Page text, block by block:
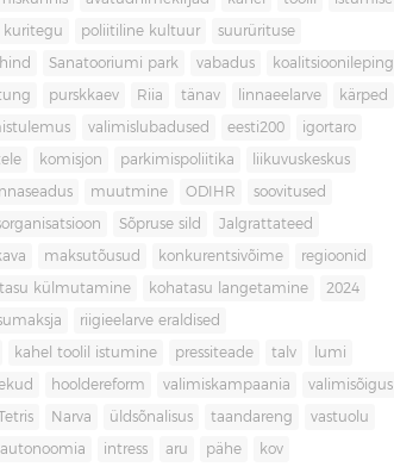
kuritegu poliitiline kultuur suurürituse
Sanatooriumi park vabadus koalitsioonileping
purskkaev Riia tänav linnaeelarve kärped
valimislubadused eesti200 igortaro
komisjon parkimispoliitika liikuvuskeskus
muutmine ODIHR soovitused
Sõpruse sild Jalgrattateed
maksutõusud konkurentsivõime regioonid
külmutamine kohatasu langetamine 2024
riigieelarve eraldised
kahel toolil istumine pressiteade talv lumi
hooldereform valimiskampaania valimisõigus
Narva üldsõnalisus taandareng vastuolu
autonoomia intress aru pähe kov